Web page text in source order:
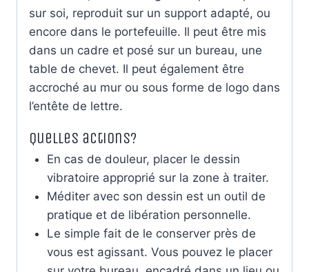
sur soi, reproduit sur un support adapté, ou
encore dans le portefeuille. Il peut être mis
dans un cadre et posé sur un bureau, une
table de chevet. Il peut également être
accroché au mur ou sous forme de logo dans
l’entête de lettre.
Quelles actions?
En cas de douleur, placer le dessin
vibratoire approprié sur la zone à traiter.
Méditer avec son dessin est un outil de
pratique et de libération personnelle.
Le simple fait de le conserver près de
vous est agissant. Vous pouvez le placer